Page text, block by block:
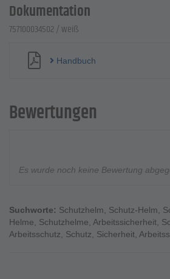
Dokumentation
757100034502 / weiß
Handbuch
Bewertungen
Es wurde noch keine Bewertung
Suchworte: Schutzhelm, Schutz-Helm,
Helme, Schutzhelme, Arbeitssicherheit,
Arbeitsschutz, Schutz, Sicherheit,